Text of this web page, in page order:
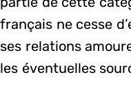
français ne cesse
ses relations
les éventuelles